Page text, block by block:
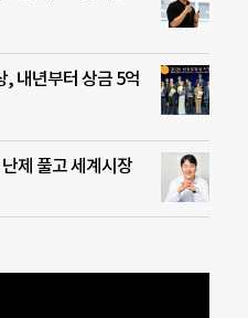
, 내년부터 상금 5억
제 풀고 세계시장